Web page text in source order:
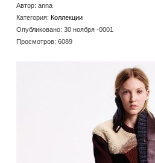
Автор: anna
Категория: Коллекции
Опубликовано: 30 ноября -0001
Просмотров: 6089